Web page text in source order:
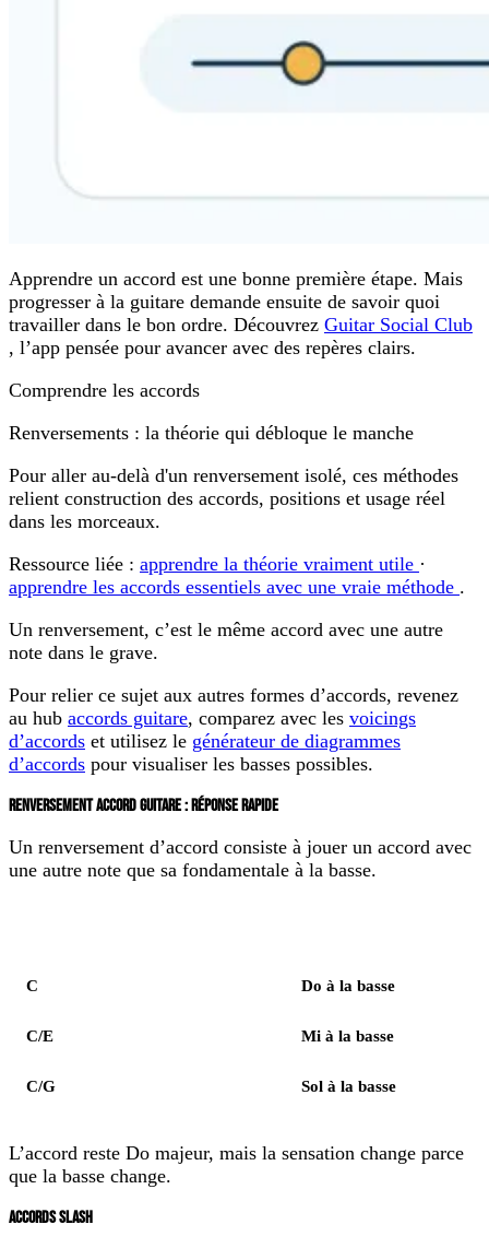
Apprendre un accord est une bonne première étape. Mais
progresser à la guitare demande ensuite de savoir quoi
travailler dans le bon ordre. Découvrez Guitar Social Club
, l’app pensée pour avancer avec des repères clairs.
Comprendre les accords
Renversements : la théorie qui débloque le manche
Pour aller au-delà d'un renversement isolé, ces méthodes
relient construction des accords, positions et usage réel
dans les morceaux.
Ressource liée : apprendre la théorie vraiment utile ·
apprendre les accords essentiels avec une vraie méthode .
Un renversement, c’est le même accord avec une autre
note dans le grave.
Pour relier ce sujet aux autres formes d’accords, revenez
au hub accords guitare, comparez avec les voicings
d’accords et utilisez le générateur de diagrammes
d’accords pour visualiser les basses possibles.
RENVERSEMENT ACCORD GUITARE : RÉPONSE RAPIDE
Un renversement d’accord consiste à jouer un accord avec
une autre note que sa fondamentale à la basse.
C Do à la basse
C/E Mi à la basse
C/G Sol à la basse
L’accord reste Do majeur, mais la sensation change parce
que la basse change.
ACCORDS SLASH